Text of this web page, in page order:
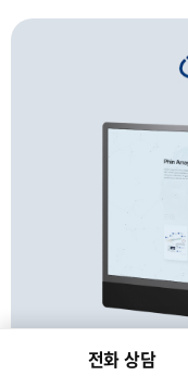
전화 상담